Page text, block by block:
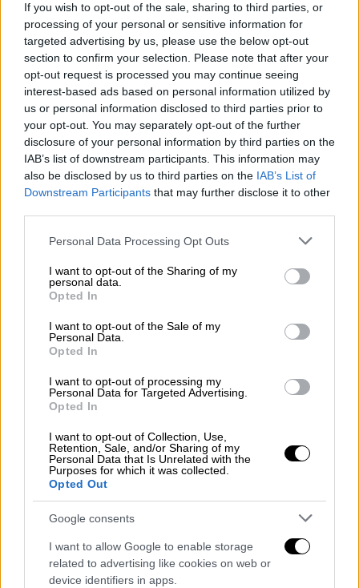
If you wish to opt-out of the sale, sharing to third parties, or
processing of your personal or sensitive information for
targeted advertising by us, please use the below opt-out
section to confirm your selection. Please note that after your
opt-out request is processed you may continue seeing
interest-based ads based on personal information utilized by
us or personal information disclosed to third parties prior to
your opt-out. You may separately opt-out of the further
disclosure of your personal information by third parties on the
IAB’s list of downstream participants. This information may
also be disclosed by us to third parties on the IAB’s List of
Downstream Participants that may further disclose it to other
Please note that this website/app uses one or more Google
not limited to your visit or usage behaviour. You may click to
grant or deny consent to Google and its third-party tags to
use your data for below specified purposes in below Google
consent section.
Personal Data Processing Opt Outs
I want to opt-out of the Sharing of my
personal data.
Opted In
I want to opt-out of the Sale of my
Personal Data.
Opted In
I want to opt-out of processing my
Personal Data for Targeted Advertising.
Opted In
I want to opt-out of Collection, Use,
Retention, Sale, and/or Sharing of my
Personal Data that Is Unrelated with the
Purposes for which it was collected.
Opted Out
Google consents
I want to allow Google to enable storage
related to advertising like cookies on web or
device identifiers in apps.
Πρόκειται για ανθρώπινο λάθος, το οποίο
δεν έγινε από πρόθεση, ισχυρίζονται κύκλοι
του ΣΚΑΪ. Στην ενότητα της εκποµπής µε την
παρουσίαση των πρωτοσέλιδων του Τύπου,
εκείνο της εφηµερίδας «∆ηµοκρατία» της
επίµαχης ηµέρας µε τίτλο «Κυριάκο διώξε
τους φαύλους», είχε αντικατασταθεί µε το
αντίστοιχο πρωτοσέλιδο του 2016 που είχε
τίτλο «Κρίσιµες ώρες» και αφορούσε την
να κλείσουν τα σύνορά τους για τους
πρόσφυγες της Συρίας.
Νωρίτερα πάντως (06:40) σε άλλο σχετικό
βίντεο είχε µεταδοθεί το σωστό
πρωτοσέλιδο της εφηµερίδας, κάτι που
δηµοσίευµα. Εγινε λάθος σε ένα από τα
βίντεο µε τα πρωτοσέλιδα που
προβάλλονται έπειτα από κάθε διαφηµιστικό
διάλειµµα, υποστήριζαν κύκλοι του ΣΚΑΪ και
σηµείωναν ότι σε όλα τα υπόλοιπα το
επίµαχο πρωτοσέλιδο προβλήθηκε κανονικά.
Η παραποίηση (που εντόπισε πρώτη η
ιστοσελίδα altsantiri.gr) ήδη κάνει τον γύρο
του -τουλάχιστον- ελληνικού ∆ιαδικτύου και
εξόργισε τους δηµοσιογράφους της